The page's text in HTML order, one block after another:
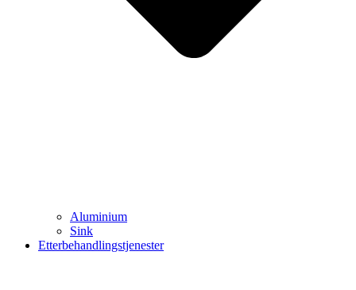
Aluminium
Sink
Etterbehandlingstjenester